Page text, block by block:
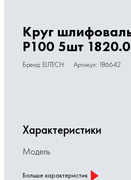
Круг
Р100 5шт
Бренд: ELITECH Артикул: 186642
Характеристики
Модель
Больше характеристик